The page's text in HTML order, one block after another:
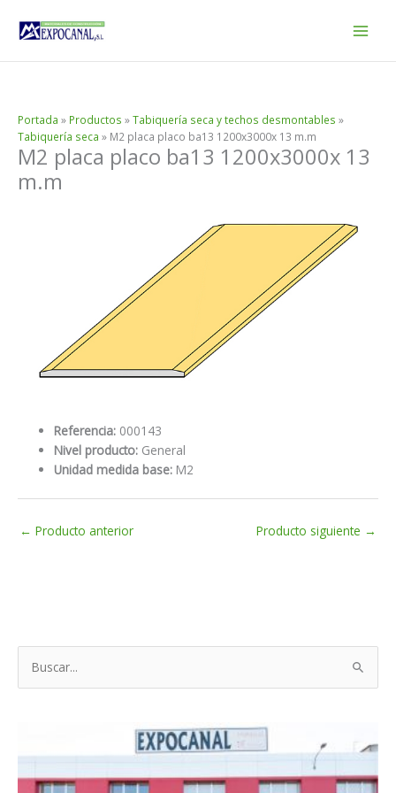
Portada » Productos »Tabiquería seca y techos desmontables »
Tabiquería seca » M2 placa placo ba13 1200x3000x 13 m.m
M2 placa placo ba13 1200x3000x 13
m.m
Referencia: 000143
Nivel producto: General
Unidad medida base: M2
← Producto anterior Producto siguiente →
r